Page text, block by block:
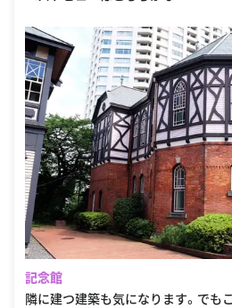
記念館
隣に建つ建築も気になります。でも